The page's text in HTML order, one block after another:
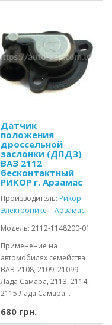
Датчик
положения
дроссельной
заслонки (ДПДЗ)
ВАЗ 2112
бесконтактный
РИКОР г. Арзамас
Производитель: Рикор
Электроникс г. Арзамас
Модель: 2112-1148200-01
Применение на
автомобилях семейства
ВАЗ-2108, 2109, 21099
Лада Самара, 2113, 2114,
2115 Лада Самара ..
680 грн.